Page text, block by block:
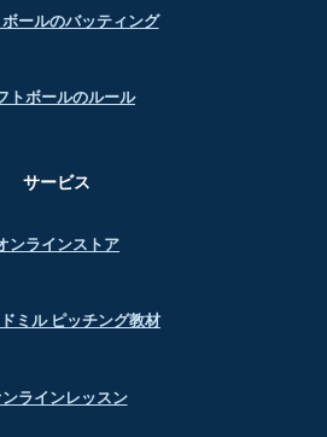
ボールのバッティング
トボールのルール
サービス
ンラインストア
ミル ピッチング教材
ンラインレッスン